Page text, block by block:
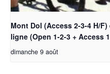
Mont Dol (Access 2-3-4 H/
ligne (Open 1-2-3 + Access
dimanche 9 août